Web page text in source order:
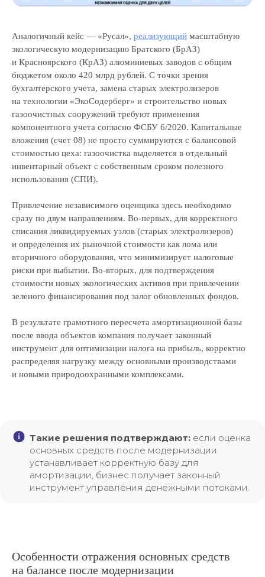
Аналогичный кейс — «Русал», реализующий масштабную
экологическую модернизацию Братского (БрАЗ)
и Красноярского (КрАЗ) алюминиевых заводов с общим
бюджетом около 420 млрд рублей. С точки зрения
бухгалтерского учета, замена старых электролизеров
на технологии «ЭкоСодерберг» и строительство новых
газоочистных сооружений требуют применения
компонентного учета согласно ФСБУ 6/2020. Капитальные
вложения (счет 08) не просто суммируются с балансовой
стоимостью цеха: газоочистка выделяется в отдельный
инвентарный объект с собственным сроком полезного
использования (СПИ).
Привлечение независимого оценщика здесь необходимо
сразу по двум направлениям. Во-первых, для корректного
списания ликвидируемых узлов (старых электролизеров)
и определения их рыночной стоимости как лома или
вторичного оборудования, что минимизирует налоговые
риски при выбытии. Во-вторых, для подтверждения
стоимости новых экологических активов при привлечении
зеленого финансирования под залог обновленных фондов.
В результате грамотного пересчета амортизационной базы
после ввода объектов компания получает законный
инструмент для оптимизации налога на прибыль, корректно
распределяя нагрузку между основными производствами
и новыми природоохранными комплексами.
Такие решения подтверждают: если оценка
основных средств после модернизации
устанавливает корректную базу для
амортизации, бизнес получает законный
инструмент управления денежными потоками.
Особенности отражения основных средств
на балансе после модернизации
ТОП-50
Скачать прайс-лист на услуги
компании